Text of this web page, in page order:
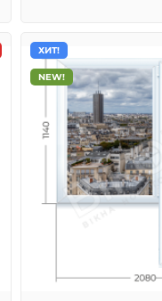
ХИТ!
NEW!